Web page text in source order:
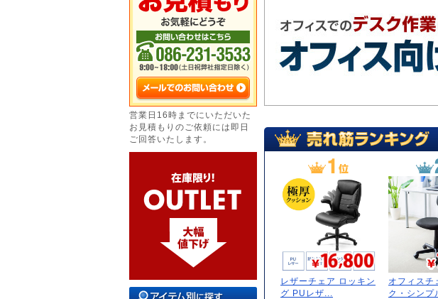
営業日16時までにいただいた
お見積もりのご依頼には即日
ご回答いたします。
レザーチェア ロッキン
グ PUレザ...
オフィスチ
ク・シンプ